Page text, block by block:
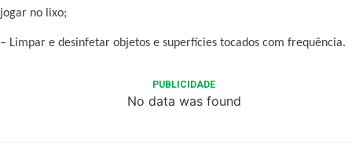
jogar no lixo;
– Limpar e desinfetar objetos e superfícies tocados com frequência.
PUBLICIDADE
No data was found